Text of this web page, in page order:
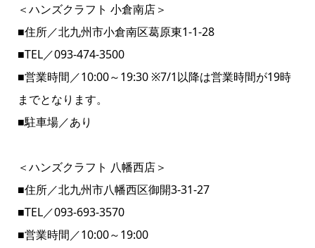
＜ハンズクラフト 小倉南店＞
■住所／北九州市小倉南区葛原東1-1-28
■TEL／093-474-3500
■営業時間／10:00～19:30 ※7/1以降は営業時間が19時
までとなります。
■駐車場／あり
＜ハンズクラフト 八幡西店＞
■住所／北九州市八幡西区御開3-31-27
■TEL／093-693-3570
■営業時間／10:00～19:00